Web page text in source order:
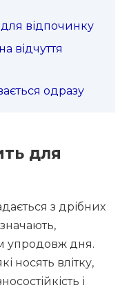
для відпочинку
відчуття
одразу
для
з дрібних
упродовж дня.
носять влітку,
і